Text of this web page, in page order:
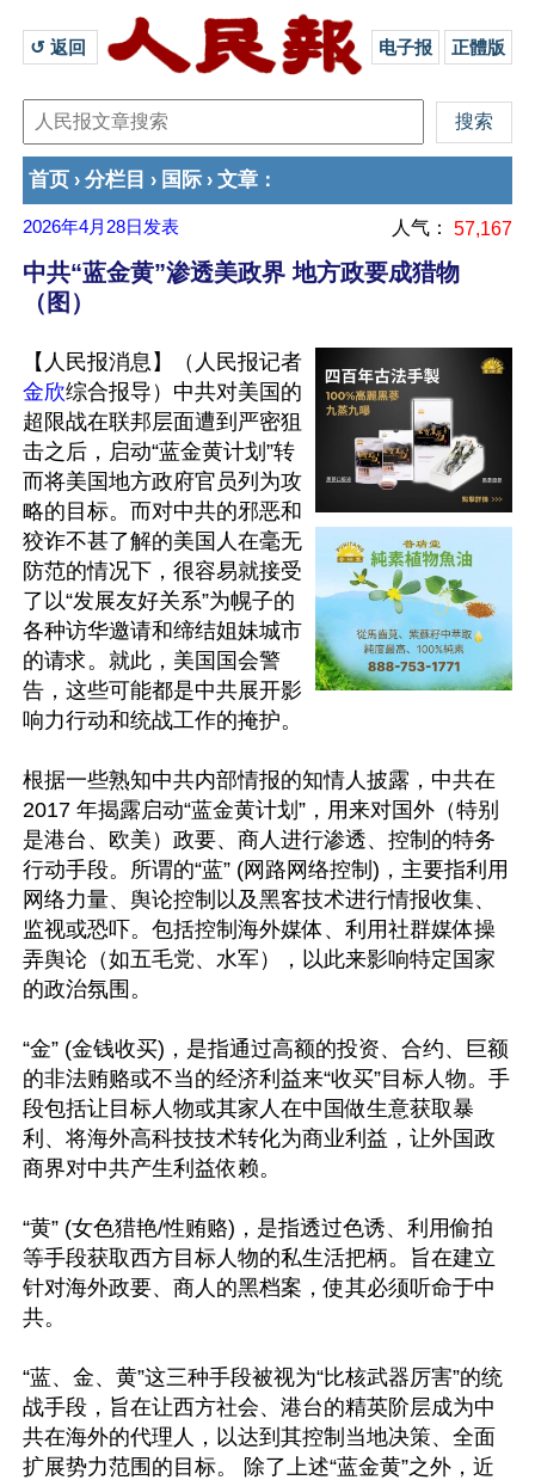
↺ 返回 电子报 正體版
首页 › 分栏目 › 国际 › 文章 ：
2026年4月28日 发表 人气： 57,167
中共“蓝金黄”渗透美政界 地方政要成猎物
（图）
【人民报消息】（人民报记者
金欣综合报导）中共对美国的
超限战在联邦层面遭到严密狙
击之后，启动“蓝金黄计划”转
而将美国地方政府官员列为攻
略的目标。而对中共的邪恶和
狡诈不甚了解的美国人在毫无
防范的情况下，很容易就接受
了以“发展友好关系”为幌子的
各种访华邀请和缔结姐妹城市
的请求。就此，美国国会警
告，这些可能都是中共展开影
响力行动和统战工作的掩护。
根据一些熟知中共内部情报的知情人披露，中共在
2017 年揭露启动“蓝金黄计划”，用来对国外（特别
是港台、欧美）政要、商人进行渗透、控制的特务
行动手段。所谓的“蓝” (网路网络控制)，主要指利用
网络力量、舆论控制以及黑客技术进行情报收集、
监视或恐吓。包括控制海外媒体、利用社群媒体操
弄舆论（如五毛党、水军），以此来影响特定国家
的政治氛围。
“金” (金钱收买)，是指通过高额的投资、合约、巨额
的非法贿赂或不当的经济利益来“收买”目标人物。手
段包括让目标人物或其家人在中国做生意获取暴
利、将海外高科技技术转化为商业利益，让外国政
商界对中共产生利益依赖。
“黄” (女色猎艳/性贿赂)，是指透过色诱、利用偷拍
等手段获取西方目标人物的私生活把柄。旨在建立
针对海外政要、商人的黑档案，使其必须听命于中
共。
“蓝、金、黄”这三种手段被视为“比核武器厉害”的统
战手段，旨在让西方社会、港台的精英阶层成为中
共在海外的代理人，以达到其控制当地决策、全面
扩展势力范围的目标。 除了上述“蓝金黄”之外，近